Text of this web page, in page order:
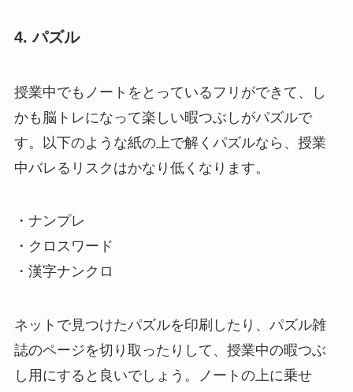
4. パズル
授業中でもノートをとっているフリができて、し
かも脳トレになって楽しい暇つぶしがパズルで
す。以下のような紙の上で解くパズルなら、授業
中バレるリスクはかなり低くなります。
・ナンプレ
・クロスワード
・漢字ナンクロ
ネットで見つけたパズルを印刷したり、パズル雑
誌のページを切り取ったりして、授業中の暇つぶ
し用にすると良いでしょう。ノートの上に乗せ